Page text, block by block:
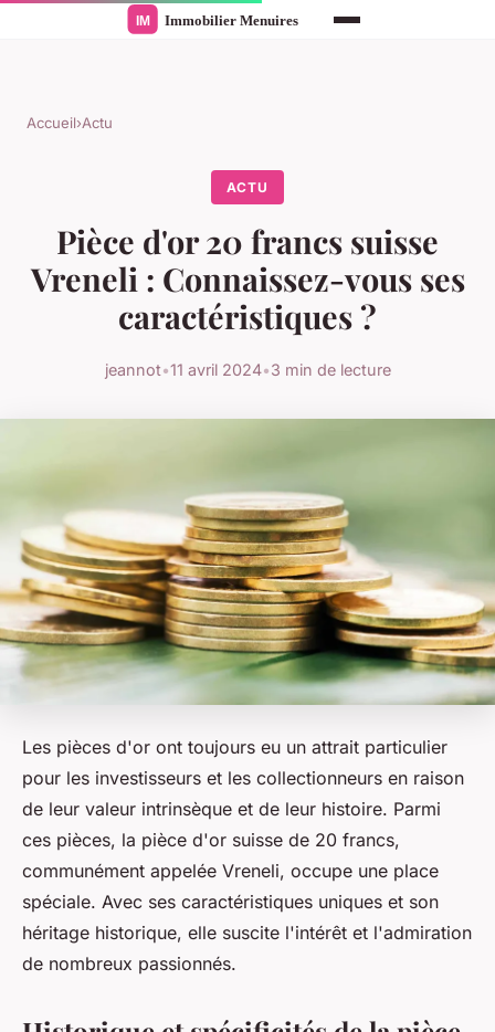
Accueil›Actu
ACTU
Pièce d'or 20 francs suisse
Vreneli : Connaissez-vous ses
caractéristiques ?
jeannot•11 avril 2024•3 min de lecture
Les pièces d'or ont toujours eu un attrait particulier
pour les investisseurs et les collectionneurs en raison
de leur valeur intrinsèque et de leur histoire. Parmi
ces pièces, la pièce d'or suisse de 20 francs,
communément appelée Vreneli, occupe une place
spéciale. Avec ses caractéristiques uniques et son
héritage historique, elle suscite l'intérêt et l'admiration
de nombreux passionnés.